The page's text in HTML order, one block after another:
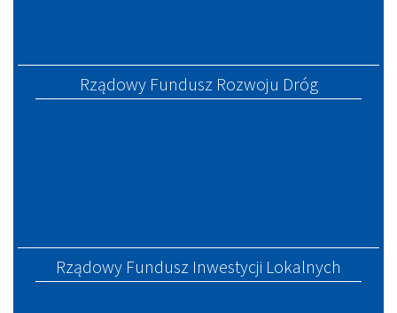
Rządowy Fundusz Rozwoju Dróg
Rządowy Fundusz Inwestycji Lokalnych